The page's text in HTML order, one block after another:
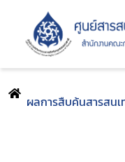
ผลการสืบค้นสารสน